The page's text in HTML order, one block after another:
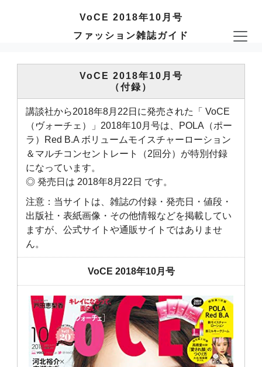
VoCE 2018年10月号
ファッション雑誌ガイド
VoCE 2018年10月号
（付録）
講談社から2018年8月22日に発売された「 VoCE
（ヴォーチェ）」2018年10月号は、POLA（ポー
ラ）Red B.A ボリュームモイスチャーローション
＆マルチコンセントレート（2回分）が特別付録
になっています。
◎ 発売日は 2018年8月22日 です。
注意：当サイトは、雑誌の付録・発売日・値段・
出版社・表紙画像・その他情報などを掲載してい
ますが、公式サイトや通販サイトではありませ
ん。
VoCE 2018年10月号